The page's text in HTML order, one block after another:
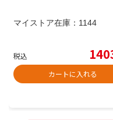
マイストア在庫： 1144
税込
カートに入れる